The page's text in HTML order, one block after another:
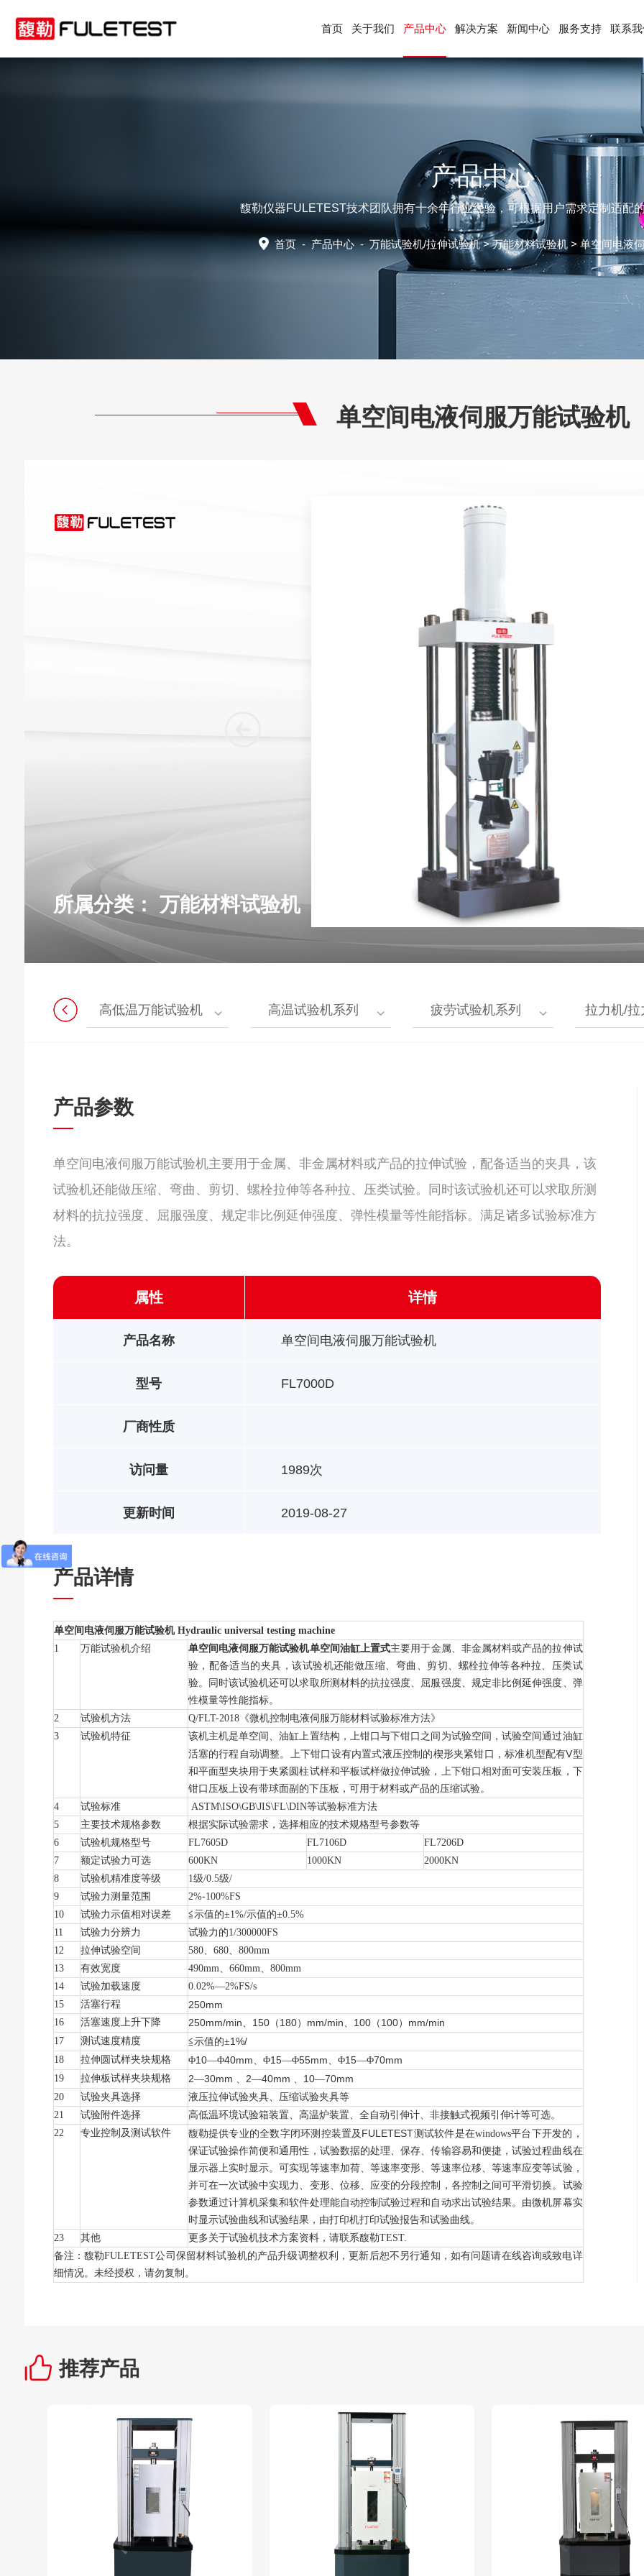
首页 关于我们 产品中心 解决方案 新闻中心 服务支持 联系
产品中心
馥勒仪器FULETEST技术团队拥有十余年行业经验，可根据用户需求定制适配
首页-产品中心-万能试验机/拉伸试验机>万能材料试验机 > 单空间电液
单空间电液伺服万能试验机
所属分类： 万能材料试验机
高低温万能试验机 高温试验机系列 疲劳试验机系列 拉力机/拉
产品参数
单空间电液伺服万能试验机主要用于金属、非金属材料或产品的拉伸试验，配备适当的夹具，该
试验机还能做压缩、弯曲、剪切、螺栓拉伸等各种拉、压类试验。同时该试验机还可以求取所测
材料的抗拉强度、屈服强度、规定非比例延伸强度、弹性模量等性能指标。满足诸多试验标准方
法。
属性
产品名称
型号
厂商性质
访问量
更新时间
详情
单空间电液伺服万能试验机
FL7000D
1989次
2019-08-27
产品详情
单空间电液伺服万能试验机 Hydraulic universal testing machine
1
万能试验机介绍 单空间电液伺服万能试验机单空间油缸上置式主要用于金属、非金属材料或产品的拉伸试
验，配备适当的夹具，该试验机还能做压缩、弯曲、剪切、螺栓拉伸等各种拉、压类试
验。同时该试验机还可以求取所测材料的抗拉强度、屈服强度、规定非比例延伸强度、弹
性模量等性能指标。
2
试验机方法 Q/FLT-2018《微机控制电液伺服万能材料试验标准方法》
3
试验机特征
该机主机是单空间、油缸上置结构，上钳口与下钳口之间为试验空间，试验空间通过油缸
活塞的行程自动调整。上下钳口设有内置式液压控制的楔形夹紧钳口，标准机型配有V型
和平面型夹块用于夹紧圆柱试样和平板试样做拉伸试验，上下钳口相对面可安装压板，下
钳口压板上设有带球面副的下压板，可用于材料或产品的压缩试验。
4
试验标准 ASTM\ISO\GB\JIS\FL\DIN等试验标准方法
5
主要技术规格参数
根据实际试验需求，选择相应的技术规格型号参数等
6
试验机规格型号 FL7605D FL7106D
FL7206D
7
额定试验力可选 600KN 1000KN
2000KN
8
试验机精准度等级 1级/0.5级/
9
试验力测量范围
2%-100%FS
10
试验力示值相对误差
≦示值的±1%/示值的±0.5%
11
试验力分辨力
试验力的1/300000FS
12
拉伸试验空间 580、680、800mm
13
有效宽度 490mm、660mm、800mm
14
试验加载速度
0.02%—2%FS/s
15
活塞行程 250mm
16 活塞速度上升下降 250mm/min、 150（ 180） mm/min、 100（ 100） mm/min
17 测试速度精度 ≦示值的±1%/
18 拉伸圆试样夹块规格 Φ10—Φ40mm、Φ15—Φ55mm、Φ15—Φ70mm
19 拉伸板试样夹块规格 2—30mm 、 2—40mm 、 10—70mm
20 试验夹具选择
液压拉伸试验夹具、压缩试验夹具等
21
试验附件选择
高低温环境试验箱装置、高温炉装置、全自动引伸计、非接触式视频引伸计等可选。
22
专业控制及测试软件 馥勒提供专业的全数字闭环测控装置及 FULETEST测试软件是在windows平台下开发的，
保证试验操作简便和通用性，试验数据的处理、保存、传输容易和便捷，试验过程曲线在
显示器上实时显示。可实现等速率加荷、等速率变形、等速率位移、等速率应变等试验，
并可在一次试验中实现力、变形、位移、应变的分段控制，各控制之间可平滑切换。试验
参数通过计算机采集和软件处理能自动控制试验过程和自动求出试验结果。由微机屏幕实
时显示试验曲线和试验结果，由打印机打印试验报告和试验曲线。
23
其他
更多关于试验机技术方案资料，请联系馥勒TEST.
备注：馥勒FULETEST公司保留材料试验机的产品升级调整权利，更新后恕不另行通知，如有问题请在线咨询或致电详
细情况。未经授权，请勿复制。
推荐产品